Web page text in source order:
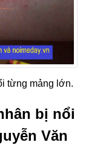
từng mảng lớn.
bị nổi
Văn